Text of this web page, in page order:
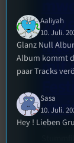
mit
Die
Aaliyah
10. Juli.
Glanz Null
Album kommt
paar Tracks
Sasa
10. Juli.
Hey ! Lieben